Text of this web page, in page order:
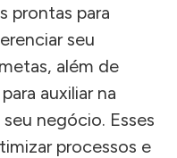
prontas para
seu
além de
auxiliar na
negócio. Esses
processos e